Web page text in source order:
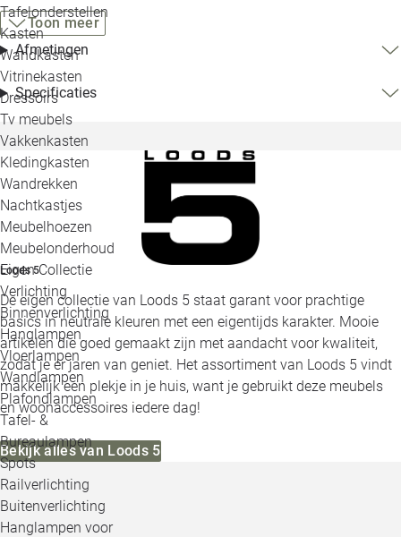
Tafelonderstellen
Kasten
Wandkasten
Vitrinekasten
Dressoirs
Tv meubels
Vakkenkasten
Kledingkasten
Wandrekken
Nachtkastjes
Meubelhoezen
Meubelonderhoud
Eigen Collectie
Verlichting
Binnenverlichting
Hanglampen
Vloerlampen
Wandlampen
Plafondlampen
Tafel- &
Bureaulampen
Spots
Railverlichting
Buitenverlichting
Hanglampen voor
Toon meer
Afmetingen
Specificaties
Loods 5
De eigen collectie van Loods 5 staat garant voor prachtige
basics in neutrale kleuren met een eigentijds karakter. Mooie
artikelen die goed gemaakt zijn met aandacht voor kwaliteit,
zodat je er jaren van geniet. Het assortiment van Loods 5 vindt
makkelijk een plekje in je huis, want je gebruikt deze meubels
en woonaccessoires iedere dag!
Bekijk alles van Loods 5